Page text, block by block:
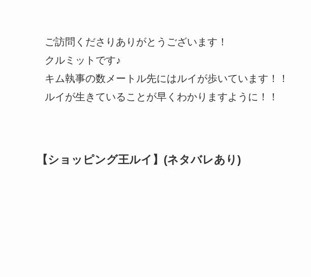
ご訪問くださりありがとうございます！
クルミットです♪
キム執事の数メートル先にはルイが歩いています！！
ルイが生きていることが早くわかりますように！！
【ショッピング王ルイ】(ネタバレあり)